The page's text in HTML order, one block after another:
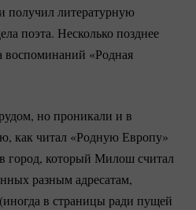
получил литературную
поэта. Несколько позднее
воспоминаний «Родная
но проникали и в
как читал «Родную Европу»
город, который Милош считал
разным адресатам,
в страницы ради пущей